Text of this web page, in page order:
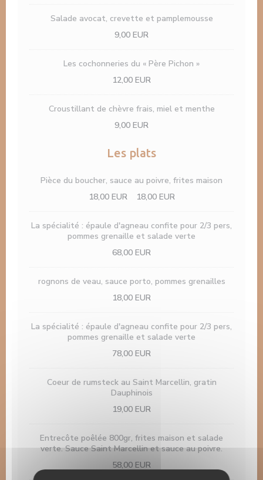
Salade avocat, crevette et pamplemousse
9,00 EUR
Les cochonneries du « Père Pichon »
12,00 EUR
Croustillant de chèvre frais, miel et menthe
9,00 EUR
Les plats
Pièce du boucher, sauce au poivre, frites maison
18,00 EUR
18,00 EUR
La spécialité : épaule d'agneau confite pour 2/3 pers,
pommes grenaille et salade verte
68,00 EUR
rognons de veau, sauce porto, pommes grenailles
18,00 EUR
La spécialité : épaule d'agneau confite pour 2/3 pers,
pommes grenaille et salade verte
78,00 EUR
Coeur de rumsteck au Saint Marcellin, gratin
Dauphinois
19,00 EUR
Entrecôte poêlée 800gr, frites maison et salade
verte. Sauce Saint Marcellin et sauce au poivre.
58,00 EUR